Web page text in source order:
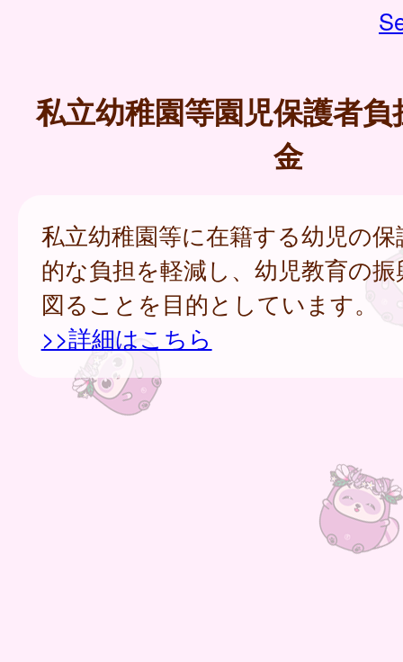
私立幼稚園等園児保護者
金
私立幼稚園等に在籍する幼児の
的な負担を軽減し、幼児教育の
図ることを目的としています。
>>詳細はこちら